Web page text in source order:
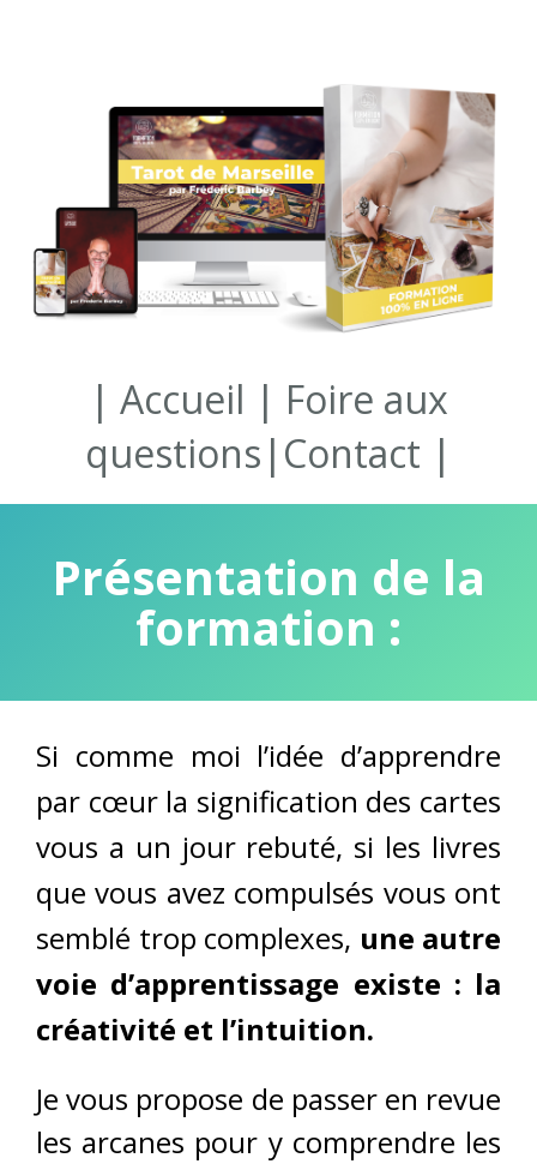
| Accueil | Foire aux
questions | Contact |
Présentation de la
formation :
Si comme moi l’idée d’apprendre
par cœur la signification des cartes
vous a un jour rebuté, si les livres
que vous avez compulsés vous ont
semblé trop complexes, une autre
voie d’apprentissage existe : la
créativité et l’intuition.
Je vous propose de passer en revue
les arcanes pour y comprendre les